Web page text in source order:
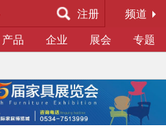
注册
频道
产品 企业 展会 专题